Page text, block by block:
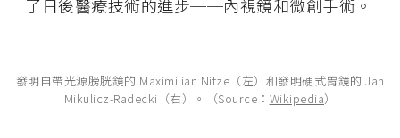
了日後醫療技術的進步──內視鏡和微創手術。
發明自帶光源膀胱鏡的 Maximilian Nitze（左）和發明硬式胃鏡的 Jan
Mikulicz-Radecki（右）。（Source： Wikipedia）